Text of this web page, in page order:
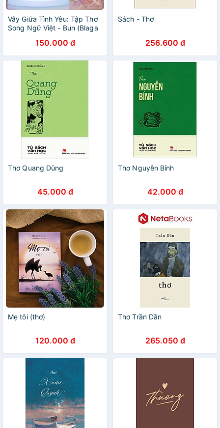
Vây Giữa Tình Yêu: Tập Thơ
Song Ngữ Việt - Bun (Blaga
150.000 đ
Sách - Thơ
256.600 đ
Thơ Quang Dũng
45.000 đ
Thơ Nguyễn Bính
42.000 đ
Mẹ tôi (thơ)
120.000 đ
Thơ Trần Dần
265.050 đ